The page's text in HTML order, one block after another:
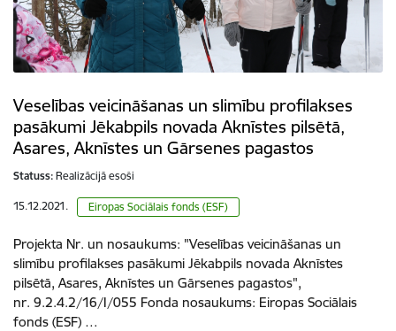
Veselības veicināšanas un slimību profilakses
pasākumi Jēkabpils novada Aknīstes pilsētā,
Asares, Aknīstes un Gārsenes pagastos
Statuss: Realizācijā esoši
15.12.2021. Eiropas Sociālais fonds (ESF)
Projekta Nr. un nosaukums: "Veselības veicināšanas un
slimību profilakses pasākumi Jēkabpils novada Aknīstes
pilsētā, Asares, Aknīstes un Gārsenes pagastos",
nr. 9.2.4.2/16/I/055 Fonda nosaukums: Eiropas Sociālais
fonds (ESF) …